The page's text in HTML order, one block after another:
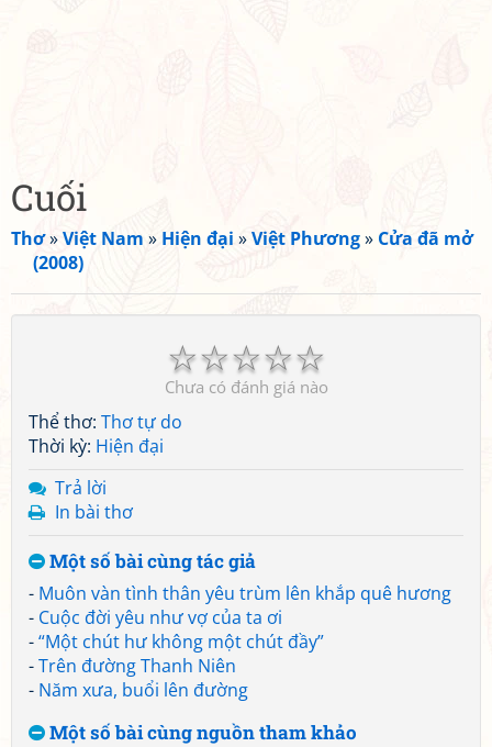
Cuối
Thơ»Việt Nam » Hiện đại »Việt Phương» Cửa đã mở
(2008)
☆
☆
☆
☆
☆
Chưa có đánh giá nào
Thể thơ: Thơ tự do
Thời kỳ: Hiện đại
Trả lời
In bài thơ
Một số bài cùng tác giả
- Muôn vàn tình thân yêu trùm lên khắp quê hương
- Cuộc đời yêu như vợ của ta ơi
-“Một chút hư không một chút đầy”
-Trên đường Thanh Niên
- Năm xưa, buổi lên đường
Một số bài cùng nguồn tham khảo